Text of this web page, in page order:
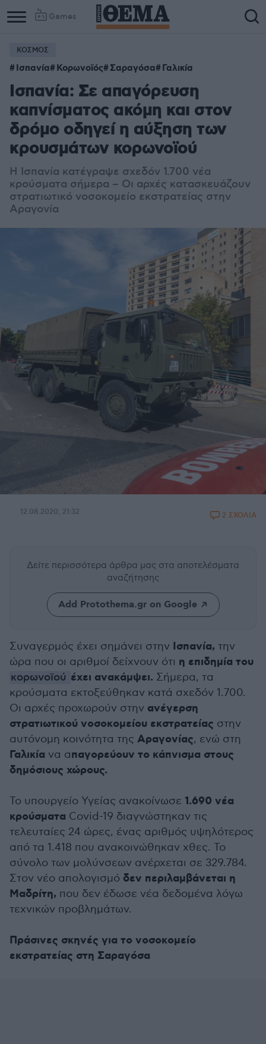
Games
ΚΟΣΜΟΣ
Ισπανία Κορωνοϊός Σαραγόσα Γαλικία
Ισπανία: Σε απαγόρευση
καπνίσματος ακόμη και στον
δρόμο οδηγεί η αύξηση των
κρουσμάτων κορωνοϊού
Η Ισπανία κατέγραψε σχεδόν 1.700 νέα
κρούσματα σήμερα – Οι αρχές κατασκευάζουν
στρατιωτικό νοσοκομείο εκστρατείας στην
Αραγονία
12.08.2020, 21:32 2 ΣΧΟΛΙΑ
Δείτε περισσότερα άρθρα μας στα αποτελέσματα
αναζήτησης
Add Protothema.gr on Google
Συναγερμός έχει σημάνει στην Ισπανία, την
ώρα που οι αριθμοί δείχνουν ότι η επιδημία του
κορωνοϊού έχει ανακάμψει. Σήμερα, τα
κρούσματα εκτοξεύθηκαν κατά σχεδόν 1.700.
Οι αρχές προχωρούν στην ανέγερση
στρατιωτικού νοσοκομείου εκστρατείας στην
αυτόνομη κοινότητα της Αραγονίας, ενώ στη
Γαλικία να απαγορεύουν το κάπνισμα στους
δημόσιους χώρους.
Το υπουργείο Υγείας ανακοίνωσε 1.690 νέα
κρούσματα Covid-19 διαγνώστηκαν τις
τελευταίες 24 ώρες, ένας αριθμός υψηλότερος
από τα 1.418 που ανακοινώθηκαν χθες. Το
σύνολο των μολύνσεων ανέρχεται σε 329.784.
Στον νέο απολογισμό δεν περιλαμβάνεται η
Μαδρίτη, που δεν έδωσε νέα δεδομένα λόγω
τεχνικών προβλημάτων.
Πράσινες σκηνές για το νοσοκομείο
εκστρατείας στη Σαραγόσα